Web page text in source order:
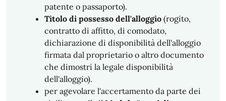
patente o passaporto).
Titolo di possesso dell'alloggio (rogito,
contratto di affitto, di comodato,
dichiarazione di disponibilità dell'alloggio
firmata dal proprietario o altro documento
che dimostri la legale disponibilità
dell'alloggio).
per agevolare l'accertamento da parte dei